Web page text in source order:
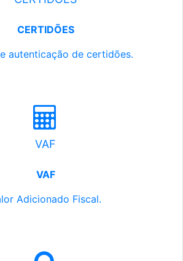
CERTIDÕES
autenticação de certidões.
VAF
VAF
Adicionado Fiscal.